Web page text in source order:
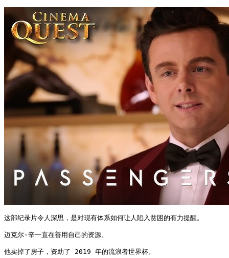
这部纪录片令人深思，是对现有体系如何让人陷入贫困的有力提醒。
迈克尔·辛一直在善用自己的资源。
他卖掉了房子，资助了 2019 年的流浪者世界杯。